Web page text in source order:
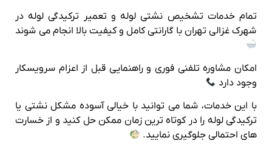
تمام خدمات تشخیص نشتی لوله و تعمیر ترکیدگی لوله در
شهرک غزالی تهران با گارانتی کامل و کیفیت بالا انجام می‌ شوند
امکان مشاوره تلفنی فوری و راهنمایی قبل از اعزام سرویسکار
وجود دارد
با این خدمات، شما می‌ توانید با خیالی آسوده مشکل نشتی یا
ترکیدگی لوله را در کوتاه‌ ترین زمان ممکن حل کنید و از خسارت‌
های احتمالی جلوگیری نمایید.